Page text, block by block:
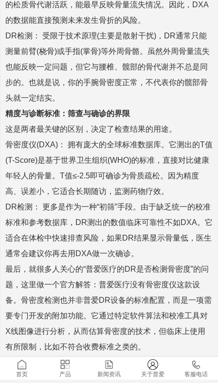
的松质骨代谢活跃，能最早反映骨量流失情况。因此，DXA
的数据能直接预测未来发生骨折的风险。
DR检测： 受限于技术原理(主要是散射干扰)，DR通常只能
测量前臂(桡骨)或手指(掌骨)等外周骨骼。虽然外周骨量流失
也能反映一定问题，但它与腰椎、髋部的骨代谢并不总是同
步的。也就是说，你的手腕骨密度正常，不代表你的髋部骨
头就一定结实。
精度与诊断标准：筛查与确诊的界限
这是两者最关键的区别，决定了检查结果的用途。
骨密度仪(DXA)： 拥有庞大的全球标准数据库。它测出的T值
(T-Score)是基于世界卫生组织(WHO)的标准，直接对比健康
年轻人的骨量。T值≤-2.5即可确诊为骨质疏松。因为精度
高、误差小，它适合长期随访，监测药物疗效。
DR检测： 更多是作为一种“初筛”手段。由于缺乏统一的校准
标准和参考数据库，DR测出的数值临床可靠性不如DXA。它
适合在体检中快速排查风险，如果DR结果显示骨量低，医生
通常会建议你再去用DXA做一次确诊。
最后，就很多人关心的“普爱医疗的DR是否检测骨密度”的问
题，这里做一个官方解答：普爱医疗没有骨密度仪这款设
备。骨密度检测也并非普爱DR设备的标准配置，而是一项需
要专门开发的附加功能。它通过特定软件算法和校准工具对
X线图像进行分析，从而估算骨密度的技术，但临床上使用
有所限制，比如不符合收费标准之类的。
首页 产品 新闻资讯 关于普爱 客服电话